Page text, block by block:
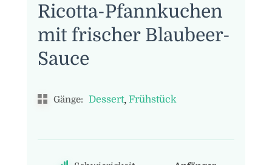
Ricotta-Pfannkuchen
mit frischer Blaubeer-
Sauce
Gänge: Dessert, Frühstück